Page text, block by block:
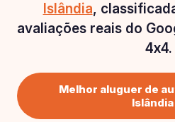
Islândia,
avaliações reais do
4x4.
Melhor aluguer de